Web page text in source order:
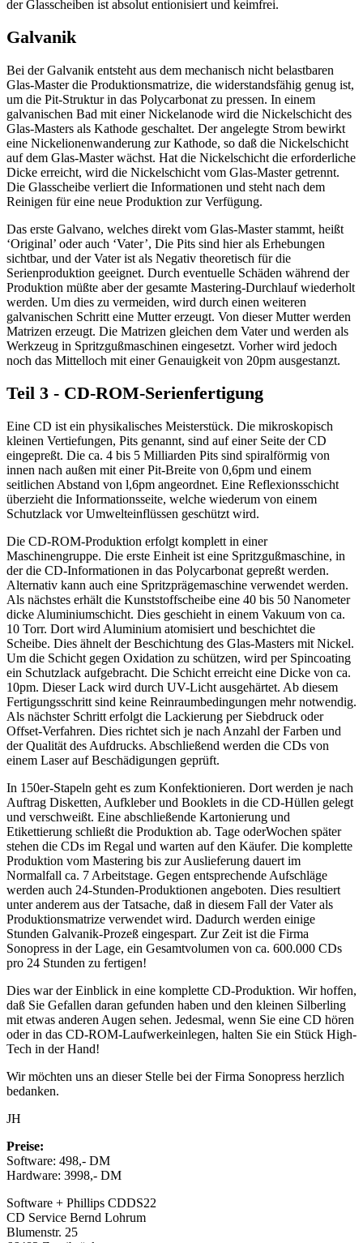
der Glasscheiben ist absolut entionisiert und keimfrei.
Galvanik
Bei der Galvanik entsteht aus dem mechanisch nicht belastbaren
Glas-Master die Produktionsmatrize, die widerstandsfähig genug ist,
um die Pit-Struktur in das Polycarbonat zu pressen. In einem
galvanischen Bad mit einer Nickelanode wird die Nickelschicht des
Glas-Masters als Kathode geschaltet. Der angelegte Strom bewirkt
eine Nickelionenwanderung zur Kathode, so daß die Nickelschicht
auf dem Glas-Master wächst. Hat die Nickelschicht die erforderliche
Dicke erreicht, wird die Nickelschicht vom Glas-Master getrennt.
Die Glasscheibe verliert die Informationen und steht nach dem
Reinigen für eine neue Produktion zur Verfügung.
Das erste Galvano, welches direkt vom Glas-Master stammt, heißt
‘Original’ oder auch ‘Vater’, Die Pits sind hier als Erhebungen
sichtbar, und der Vater ist als Negativ theoretisch für die
Serienproduktion geeignet. Durch eventuelle Schäden während der
Produktion müßte aber der gesamte Mastering-Durchlauf wiederholt
werden. Um dies zu vermeiden, wird durch einen weiteren
galvanischen Schritt eine Mutter erzeugt. Von dieser Mutter werden
Matrizen erzeugt. Die Matrizen gleichen dem Vater und werden als
Werkzeug in Spritzgußmaschinen eingesetzt. Vorher wird jedoch
noch das Mittelloch mit einer Genauigkeit von 20pm ausgestanzt.
Teil 3 - CD-ROM-Serienfertigung
Eine CD ist ein physikalisches Meisterstück. Die mikroskopisch
kleinen Vertiefungen, Pits genannt, sind auf einer Seite der CD
eingepreßt. Die ca. 4 bis 5 Milliarden Pits sind spiralförmig von
innen nach außen mit einer Pit-Breite von 0,6pm und einem
seitlichen Abstand von l,6pm angeordnet. Eine Reflexionsschicht
überzieht die Informationsseite, welche wiederum von einem
Schutzlack vor Umwelteinflüssen geschützt wird.
Die CD-ROM-Produktion erfolgt komplett in einer
Maschinengruppe. Die erste Einheit ist eine Spritzgußmaschine, in
der die CD-Informationen in das Polycarbonat gepreßt werden.
Alternativ kann auch eine Spritzprägemaschine verwendet werden.
Als nächstes erhält die Kunststoffscheibe eine 40 bis 50 Nanometer
dicke Aluminiumschicht. Dies geschieht in einem Vakuum von ca.
10 Torr. Dort wird Aluminium atomisiert und beschichtet die
Scheibe. Dies ähnelt der Beschichtung des Glas-Masters mit Nickel.
Um die Schicht gegen Oxidation zu schützen, wird per Spincoating
ein Schutzlack aufgebracht. Die Schicht erreicht eine Dicke von ca.
10pm. Dieser Lack wird durch UV-Licht ausgehärtet. Ab diesem
Fertigungsschritt sind keine Reinraumbedingungen mehr notwendig.
Als nächster Schritt erfolgt die Lackierung per Siebdruck oder
Offset-Verfahren. Dies richtet sich je nach Anzahl der Farben und
der Qualität des Aufdrucks. Abschließend werden die CDs von
einem Laser auf Beschädigungen geprüft.
In 150er-Stapeln geht es zum Konfektionieren. Dort werden je nach
Auftrag Disketten, Aufkleber und Booklets in die CD-Hüllen gelegt
und verschweißt. Eine abschließende Kartonierung und
Etikettierung schließt die Produktion ab. Tage oderWochen später
stehen die CDs im Regal und warten auf den Käufer. Die komplette
Produktion vom Mastering bis zur Auslieferung dauert im
Normalfall ca. 7 Arbeitstage. Gegen entsprechende Aufschläge
werden auch 24-Stunden-Produktionen angeboten. Dies resultiert
unter anderem aus der Tatsache, daß in diesem Fall der Vater als
Produktionsmatrize verwendet wird. Dadurch werden einige
Stunden Galvanik-Prozeß eingespart. Zur Zeit ist die Firma
Sonopress in der Lage, ein Gesamtvolumen von ca. 600.000 CDs
pro 24 Stunden zu fertigen!
Dies war der Einblick in eine komplette CD-Produktion. Wir hoffen,
daß Sie Gefallen daran gefunden haben und den kleinen Silberling
mit etwas anderen Augen sehen. Jedesmal, wenn Sie eine CD hören
oder in das CD-ROM-Laufwerkeinlegen, halten Sie ein Stück High-
Tech in der Hand!
Wir möchten uns an dieser Stelle bei der Firma Sonopress herzlich
bedanken.
JH
Preise:
Software: 498,- DM
Hardware: 3998,- DM
Software + Phillips CDDS22
CD Service Bernd Lohrum
Blumenstr. 25